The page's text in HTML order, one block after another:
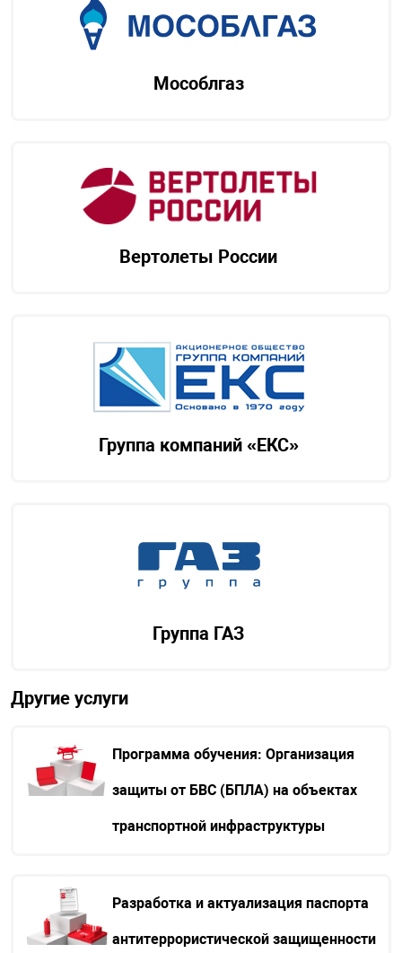
Мособлгаз
Вертолеты России
Группа компаний «ЕКС»
Группа ГАЗ
Другие услуги
Программа обучения: Организация
защиты от БВС (БПЛА) на объектах
транспортной инфраструктуры
Разработка и актуализация паспорта
антитеррористической защищенности